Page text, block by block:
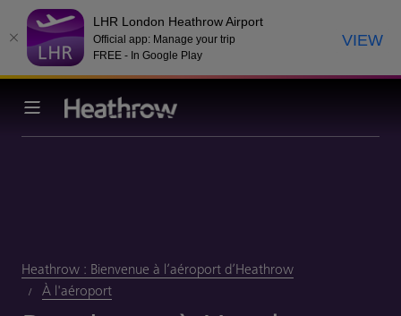
LHR London Heathrow Airport
Official app: Manage your trip
FREE - In Google Play
VIEW
Heathrow : Bienvenue à l’aéroport d’Heathrow
À l'aéroport